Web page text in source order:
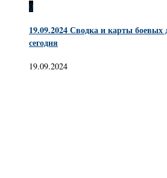
0
19.09.2024 Сводка и карты боевых
сегодня
19.09.2024